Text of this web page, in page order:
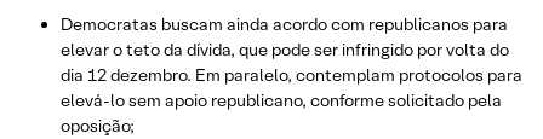
Democratas buscam ainda acordo com republicanos para
elevar o teto da dívida, que pode ser infringido por volta do
dia 12 dezembro. Em paralelo, contemplam protocolos para
elevá-lo sem apoio republicano, conforme solicitado pela
oposição;